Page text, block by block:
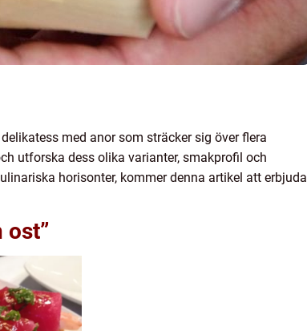
med anor som sträcker sig över flera
utforska dess olika varianter, smakprofil och
horisonter, kommer denna artikel att erbjuda
ost”